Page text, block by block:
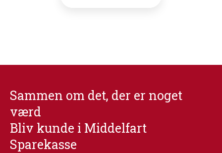
Sammen om det, der er noget
værd
Bliv kunde i Middelfart
Sparekasse